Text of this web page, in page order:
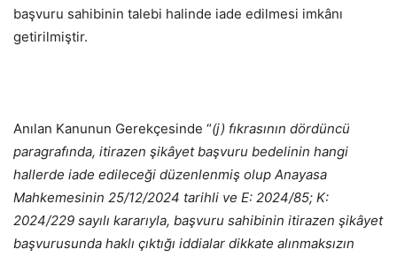
başvuru sahibinin talebi halinde iade edilmesi imkânı
getirilmiştir.
Anılan Kanunun Gerekçesinde “(j) fıkrasının dördüncü
paragrafında, itirazen şikâyet başvuru bedelinin hangi
hallerde iade edileceği düzenlenmiş olup Anayasa
Mahkemesinin 25/12/2024 tarihli ve E: 2024/85; K:
2024/229 sayılı kararıyla, başvuru sahibinin itirazen şikâyet
başvurusunda haklı çıktığı iddialar dikkate alınmaksızın